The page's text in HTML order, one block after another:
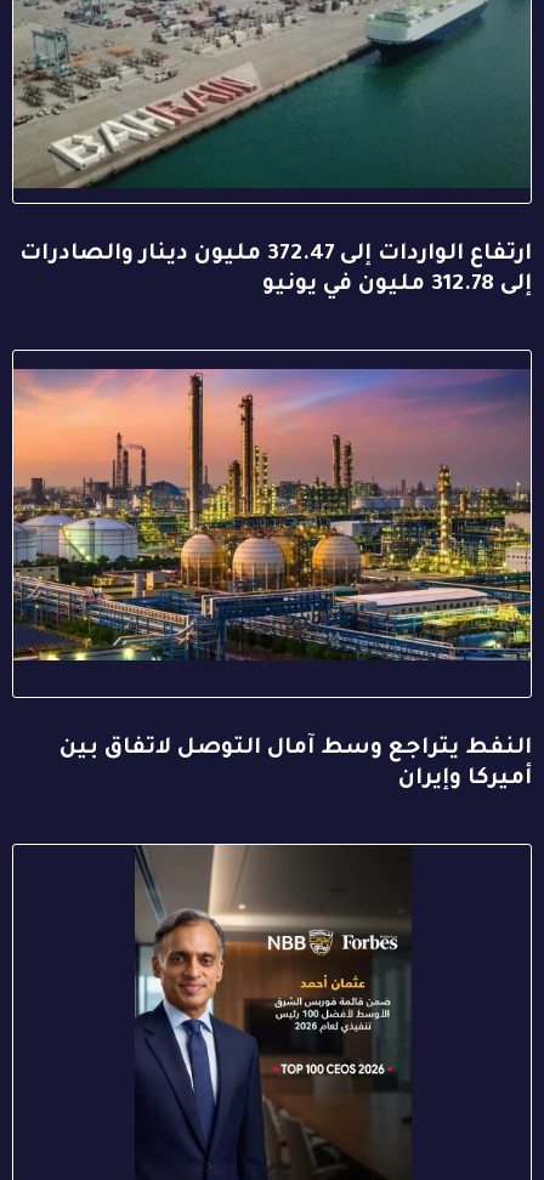
ارتفاع الواردات إلى 372.47 مليون دينار والصادرات
إلى 312.78 مليون في يونيو
النفط يتراجع وسط آمال التوصل لاتفاق بين
أميركا وإيران